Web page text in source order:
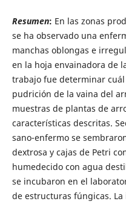
Resumen: En las zonas
se ha observado una
manchas oblongas e
en la hoja envainadora de
trabajo fue determinar
pudrición de la vaina del
muestras de plantas de
características descritas.
sano-enfermo se
dextrosa y cajas de Petri
humedecido con agua
se incubaron en el
de estructuras fúngicas.